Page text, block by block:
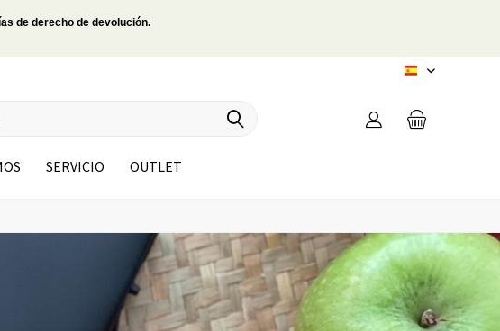
de derecho de devolución.
ES
SERVICIO OUTLET